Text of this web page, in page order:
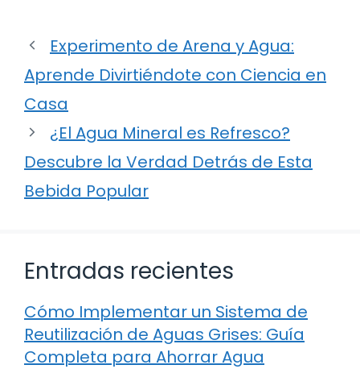
Experimento de Arena y Agua:
Aprende Divirtiéndote con Ciencia en
Casa
¿El Agua Mineral es Refresco?
Descubre la Verdad Detrás de Esta
Bebida Popular
Entradas recientes
Cómo Implementar un Sistema de
Reutilización de Aguas Grises: Guía
Completa para Ahorrar Agua